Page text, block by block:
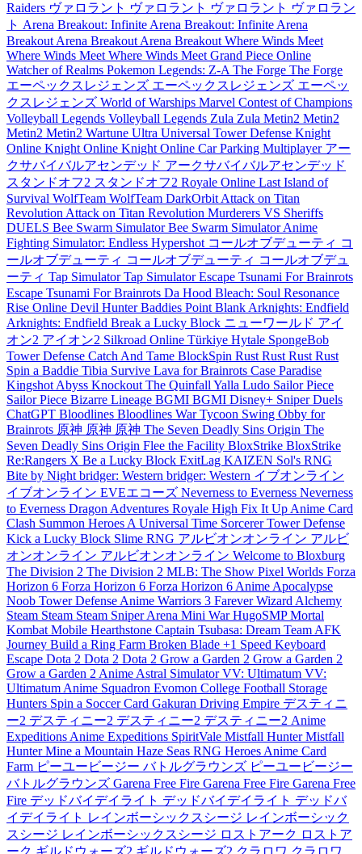
Raiders ヴァロラント ヴァロラント ヴァロラント ヴァロラン
ト Arena Breakout: Infinite Arena Breakout: Infinite Arena
Breakout Arena Breakout Arena Breakout Where Winds Meet
Where Winds Meet Where Winds Meet Grand Piece Online
Watcher of Realms Pokemon Legends: Z-A The Forge The Forge
エーペックスレジェンズ エーペックスレジェンズ エーペッ
クスレジェンズ World of Warships Marvel Contest of Champions
Volleyball Legends Volleyball Legends Zula Zula Metin2 Metin2
Metin2 Metin2 Wartune Ultra Universal Tower Defense Knight
Online Knight Online Knight Online Car Parking Multiplayer アー
クサバイバルアセンデッド アークサバイバルアセンデッド
スタンドオフ2 スタンドオフ2 Royale Online Last Island of
Survival WolfTeam WolfTeam DarkOrbit Attack on Titan
Revolution Attack on Titan Revolution Murderers VS Sheriffs
DUELS Bee Swarm SimulatorBee Swarm SimulatorAnime
Fighting Simulator: Endless Hypershot コールオブデューティ コ
ールオブデューティ コールオブデューティ コールオブデュ
ーティ Tap SimulatorTap SimulatorEscape Tsunami For Brainrots
Escape Tsunami For Brainrots Da Hood Bleach: Soul Resonance
Rise Online Devil HunterBaddies Point Blank Arknights: Endfield
Arknights: Endfield Break a Lucky Block ニューワールド アイ
オン2 アイオン2 Silkroad Online Türkiye Hytale SpongeBob
Tower Defense Catch And Tame BlockSpin Rust Rust Rust Rust
Spin a Baddie Tibia Survive Lava for Brainrots Case Paradise
Kingshot Abyss Knockout The Quinfall Yalla Ludo Sailor Piece
Sailor Piece Bizarre Lineage BGMI BGMI Disney+ Sniper Duels
ChatGPT Bloodlines Bloodlines War Tycoon Swing Obby for
Brainrots 原神 原神 原神 The Seven Deadly Sins Origin The
Seven Deadly Sins Origin Flee the Facility BloxStrike BloxStrike
Re:Rangers X Be a Lucky Block ExitLag KAIZEN Sol's RNG
Bite by Night bridger: Western bridger: Western イブオンライン
イブオンライン EVEエコーズ Neverness to Everness Neverness
to Everness Dragon Adventures Royale High Fix It Up Anime Card
Clash Summon Heroes A Universal Time Sorcerer Tower Defense
Kick a Lucky Block Slime RNG アルビオンオンライン アルビ
オンオンライン アルビオンオンライン Welcome to Bloxburg
The Division 2 The Division 2 MLB: The Show Pixel Worlds Forza
Horizon 6 Forza Horizon 6 Forza Horizon 6 Anime Apocalypse
Noob Tower Defense Anime Warriors 3 FareverWizard Alchemy
Steam Steam Steam Sniper Arena Mini WarHugoSMPMortal
Kombat Mobile Hearthstone Captain Tsubasa: Dream Team AFK
Journey Build a Ring Farm Broken Blade +1 Speed Keyboard
Escape Dota 2 Dota 2 Dota 2 Grow a Garden 2 Grow a Garden 2
Grow a Garden 2 Anime Astral SimulatorVV: Ultimatum VV:
Ultimatum Anime Squadron Evomon College Football Storage
Hunters Spin a Soccer Card Gakuran Driving Empire デスティニ
ー2 デスティニー2 デスティニー2 デスティニー2 Anime
Expeditions Anime Expeditions SpiritVale Mistfall HunterMistfall
HunterMine a Mountain Haze Seas RNG Heroes Anime Card
Farm ピーユービージー バトルグラウンズ ピーユービージー
バトルグラウンズ Garena Free Fire Garena Free Fire Garena Free
Fire デッドバイデイライト デッドバイデイライト デッドバ
イデイライト レインボーシックスシージ レインボーシック
スシージ レインボーシックスシージ ロストアーク ロストア
ーク ギルドウォーズ2 ギルドウォーズ2 クラロワ クラロワ